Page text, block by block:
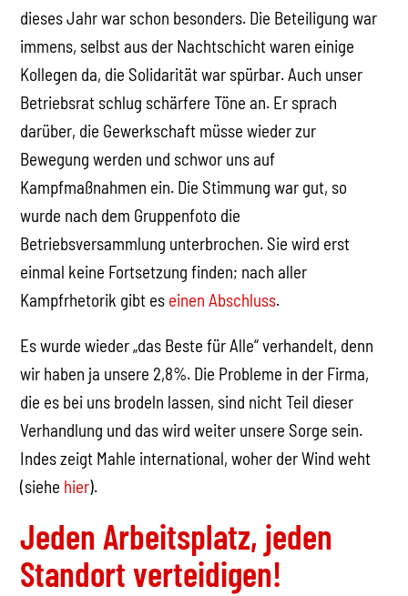
dieses Jahr war schon besonders. Die Beteiligung war
immens, selbst aus der Nachtschicht waren einige
Kollegen da, die Solidarität war spürbar. Auch unser
Betriebsrat schlug schärfere Töne an. Er sprach
darüber, die Gewerkschaft müsse wieder zur
Bewegung werden und schwor uns auf
Kampfmaßnahmen ein. Die Stimmung war gut, so
wurde nach dem Gruppenfoto die
Betriebsversammlung unterbrochen. Sie wird erst
einmal keine Fortsetzung finden; nach aller
Kampfrhetorik gibt es einen Abschluss.
Es wurde wieder „das Beste für Alle“ verhandelt, denn
wir haben ja unsere 2,8%. Die Probleme in der Firma,
die es bei uns brodeln lassen, sind nicht Teil dieser
Verhandlung und das wird weiter unsere Sorge sein.
Indes zeigt Mahle international, woher der Wind weht
(siehe hier).
Jeden Arbeitsplatz, jeden
Standort verteidigen!